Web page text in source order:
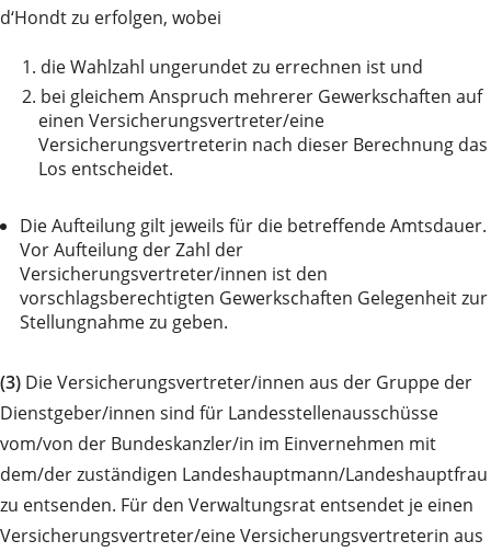
d‘Hondt zu erfolgen, wobei
1. die Wahlzahl ungerundet zu errechnen ist und
2. bei gleichem Anspruch mehrerer Gewerkschaften auf
einen Versicherungsvertreter/eine
Versicherungsvertreterin nach dieser Berechnung das
Los entscheidet.
Die Aufteilung gilt jeweils für die betreffende Amtsdauer.
Vor Aufteilung der Zahl der
Versicherungsvertreter/innen ist den
vorschlagsberechtigten Gewerkschaften Gelegenheit zur
Stellungnahme zu geben.
(3) Die Versicherungsvertreter/innen aus der Gruppe der
Dienstgeber/innen sind für Landesstellenausschüsse
vom/von der Bundeskanzler/in im Einvernehmen mit
dem/der zuständigen Landeshauptmann/Landeshauptfrau
zu entsenden. Für den Verwaltungsrat entsendet je einen
Versicherungsvertreter/eine Versicherungsvertreterin aus